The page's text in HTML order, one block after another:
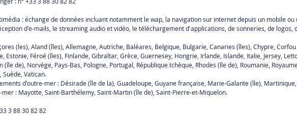
: échange de données incluant notamment le wap, la navigation sur internet depuis un mobile ou
d'e-mails, le streaming audio et vidéo, le téléchargement d'applications, de sonneries, de
(les), Aland (îles), Allemagne, Autriche, Baléares, Belgique, Bulgarie, Canaries (îles), Chypre,
Estonie, Féroé (îles), Finlande, Gibraltar, Grèce, Guernesey, Hongrie, Irlande, Islande, Italie, Jersey,
(île de), Norvège, Pays-Bas, Pologne, Portugal, République tchèque, Rhodes (île de), Roumanie,
Suède, Vatican.
d'outre-mer : Désirade (île de la), Guadeloupe, Guyane française, Marie-Galante (île),
: Mayotte, Saint-Barthélemy, Saint-Martin (île de), Saint-Pierre-et-Miquelon.
3 88 30 82 82